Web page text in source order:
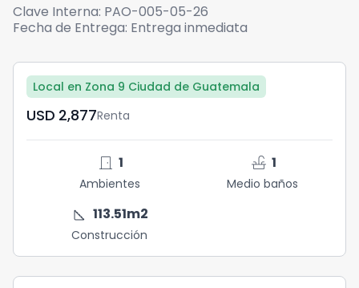
Clave Interna: PAO-005-05-26
Fecha de Entrega: Entrega inmediata
Local en Zona 9 Ciudad de Guatemala
USD	2,877Renta
door_front 1
Ambientes
faucet 1
Medio baños
square_foot 113.51m2
Construcción